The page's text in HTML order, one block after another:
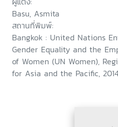
Basu, Asmita
สถานที่พิมพ์:
Bangkok : United Nations
Gender Equality and the
of Women (UN Women),
for Asia and the Pacific,